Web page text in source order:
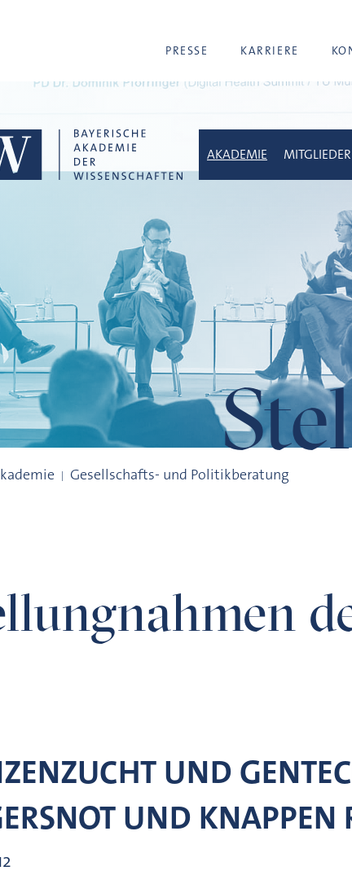
PRESSE KARRIERE
AKADEMIE MITGLIEDER
Gesellschafts- und Politikberatung
UND
UND KNAPPEN